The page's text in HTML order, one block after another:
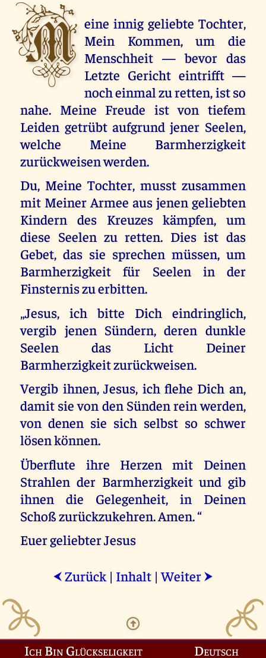
M eine innig geliebte Tochter,
Mein Kommen, um die
Menschheit — bevor das
Letzte Gericht eintrifft —
noch einmal zu retten, ist so
nahe. Meine Freude ist von tiefem
Leiden getrübt aufgrund jener Seelen,
welche Meine Barmherzigkeit
zurückweisen werden.
Du, Meine Tochter, musst zusammen
mit Meiner Armee aus jenen geliebten
Kindern des Kreuzes kämpfen, um
diese Seelen zu retten. Dies ist das
Gebet, das sie sprechen müssen, um
Barmherzigkeit für Seelen in der
Finsternis zu erbitten.
„Jesus, ich bitte Dich eindringlich,
vergib jenen Sündern, deren dunkle
Seelen das Licht Deiner
Barmherzigkeit zurückweisen.
Vergib ihnen, Jesus, ich flehe Dich an,
damit sie von den Sünden rein werden,
von denen sie sich selbst so schwer
lösen können.
Überflute ihre Herzen mit Deinen
Strahlen der Barmherzigkeit und gib
ihnen die Gelegenheit, in Deinen
Schoß zurückzukehren. Amen. “
Euer geliebter Jesus
⮜ Zurück | Inhalt |Weiter ⮞
Ich Bin Glückseligkeit Deutsch